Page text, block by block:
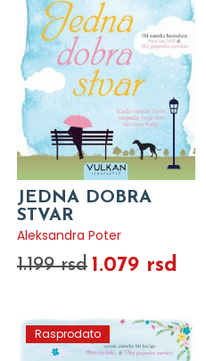
JEDNA DOBRA
STVAR
Aleksandra Poter
1.199 rsd 1.079 rsd
Rasprodato